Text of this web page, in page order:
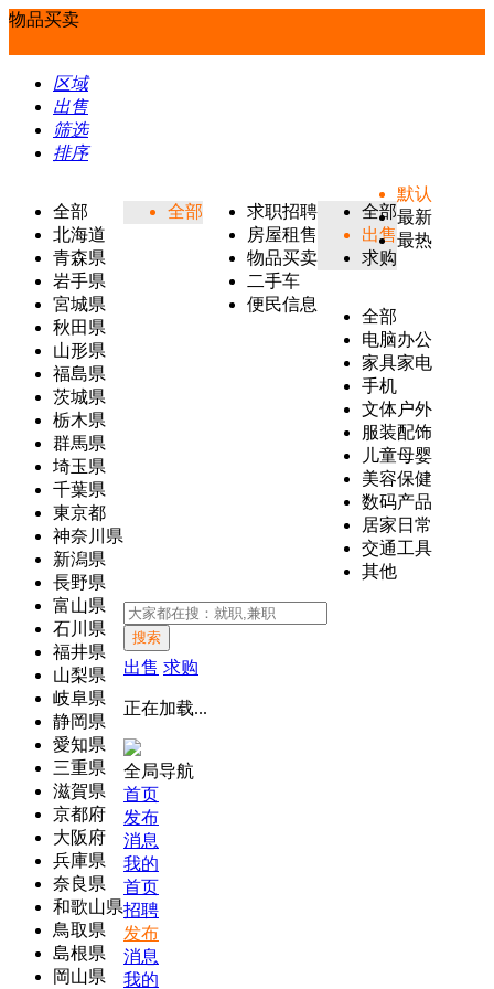
物品买卖
区域
出售
筛选
排序
全部
北海道
青森県
岩手県
宮城県
秋田県
山形県
福島県
茨城県
栃木県
群馬県
埼玉県
千葉県
東京都
神奈川県
新潟県
長野県
富山県
石川県
福井県
山梨県
岐阜県
静岡県
愛知県
三重県
滋賀県
京都府
大阪府
兵庫県
奈良県
和歌山県
鳥取県
島根県
岡山県
全部
求职招聘
房屋租售
物品买卖
二手车
便民信息
全部
出售
求购
全部
电脑办公
家具家电
手机
文体户外
服装配饰
儿童母婴
美容保健
数码产品
居家日常
交通工具
其他
默认
最新
最热
搜索
出售 求购
正在加载...
全局导航
首页
发布
消息
我的
首页
招聘
发布
消息
我的